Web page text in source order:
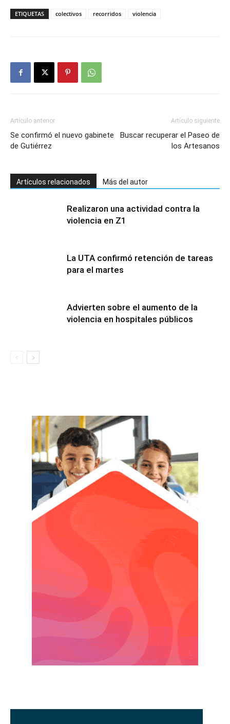
ETIQUETAS colectivos recorridos violencia
Artículo anterior
Se confirmó el nuevo gabinete
de Gutiérrez
Artículo siguiente
Buscar recuperar el Paseo de
los Artesanos
Artículos relacionados Más del autor
Realizaron una actividad contra la
violencia en Z1
La UTA confirmó retención de tareas
para el martes
Advierten sobre el aumento de la
violencia en hospitales públicos